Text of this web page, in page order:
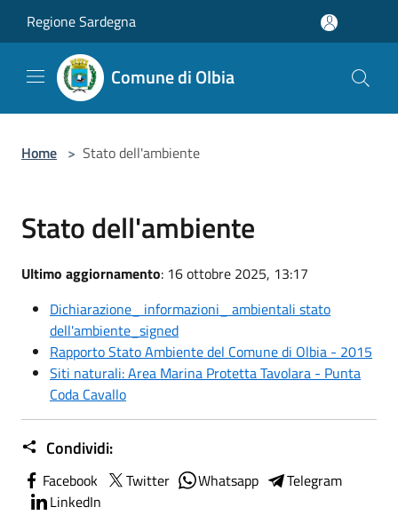
Regione Sardegna
Comune di Olbia
Home > Stato dell'ambiente
Stato dell'ambiente
Ultimo aggiornamento: 16 ottobre 2025, 13:17
Dichiarazione_ informazioni_ ambientali stato
dell'ambiente_signed
Rapporto Stato Ambiente del Comune di Olbia - 2015
Siti naturali: Area Marina Protetta Tavolara - Punta
Coda Cavallo
Condividi:
Facebook Twitter Whatsapp
Telegram
LinkedIn